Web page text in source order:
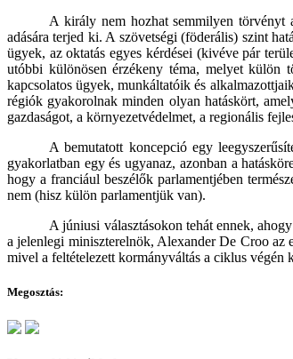
A király nem hozhat semmilyen törvényt
adására terjed ki. A szövetségi (föderális) szint
ügyek, az oktatás egyes kérdései (kivéve pár
utóbbi különösen érzékeny téma, melyet külön
kapcsolatos ügyek, munkáltatóik és
régiók gyakorolnak minden olyan hatáskört,
gazdaságot, a környezetvédelmet, a regionális
A bemutatott koncepció egy
gyakorlatban egy és ugyanaz, azonban a
hogy a franciául beszélők parlamentjében
nem (hisz külön parlamentjük van).
A júniusi választásokon tehát ennek,
a jelenlegi miniszterelnök, Alexander De Croo az
mivel a feltételezett kormányváltás a ciklus végén
Megosztás: